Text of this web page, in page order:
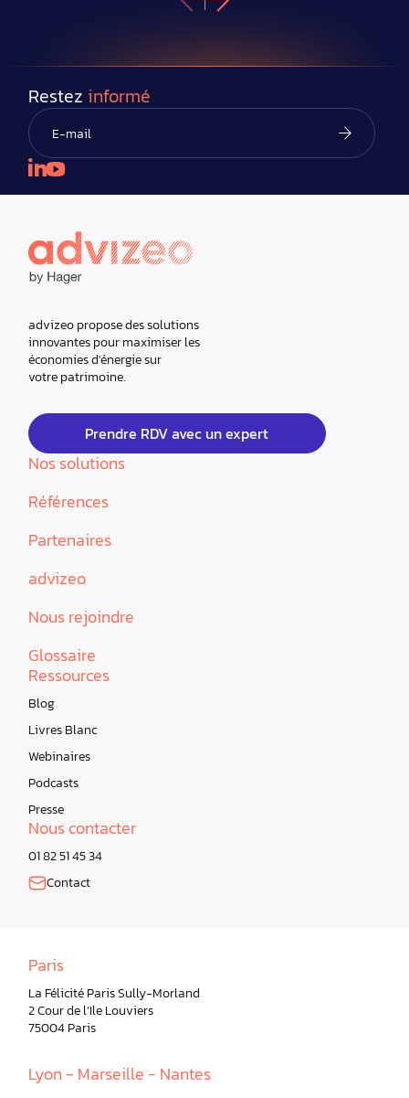
Restez informé
advizeo propose des solutions
innovantes pour maximiser les
économies d'énergie sur
votre patrimoine.
Prendre RDV avec un expert
Nos solutions
Références
Partenaires
advizeo
Nous rejoindre
Glossaire
Ressources
Blog
Livres Blanc
Webinaires
Podcasts
Presse
Nous contacter
01 82 51 45 34
Contact
Paris
La Félicité Paris Sully-Morland
2 Cour de l’Ile Louviers
75004 Paris
Lyon - Marseille - Nantes